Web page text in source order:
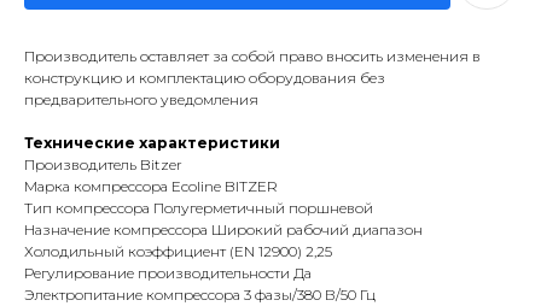
Производитель оставляет за собой право вносить изменения в
конструкцию и комплектацию оборудования без
предварительного уведомления
Технические характеристики
Производитель Bitzer
Марка компрессора Ecoline BITZER
Тип компрессора Полугерметичный поршневой
Назначение компрессора Широкий рабочий диапазон
Холодильный коэффициент (EN 12900) 2,25
Регулирование производительности Да
Электропитание компрессора 3 фазы/380 В/50 Гц